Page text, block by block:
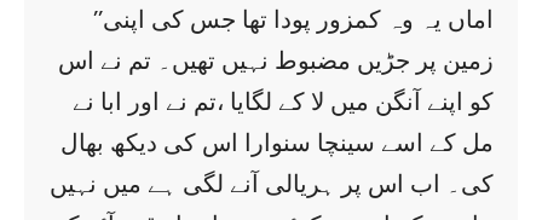
’’اماں یہ وہ کمزور پودا تھا جس کی اپنی
زمین پر جڑیں مضبوط نہیں تھیں۔ تم نے اس
کو اپنے آنگن میں لا کے لگایا ،تم نے اور ابا نے
مل کے اسے سینچا سنوارا اس کی دیکھ بھال
کی۔ اب اس پر ہریالی آنے لگی ہے میں نہیں